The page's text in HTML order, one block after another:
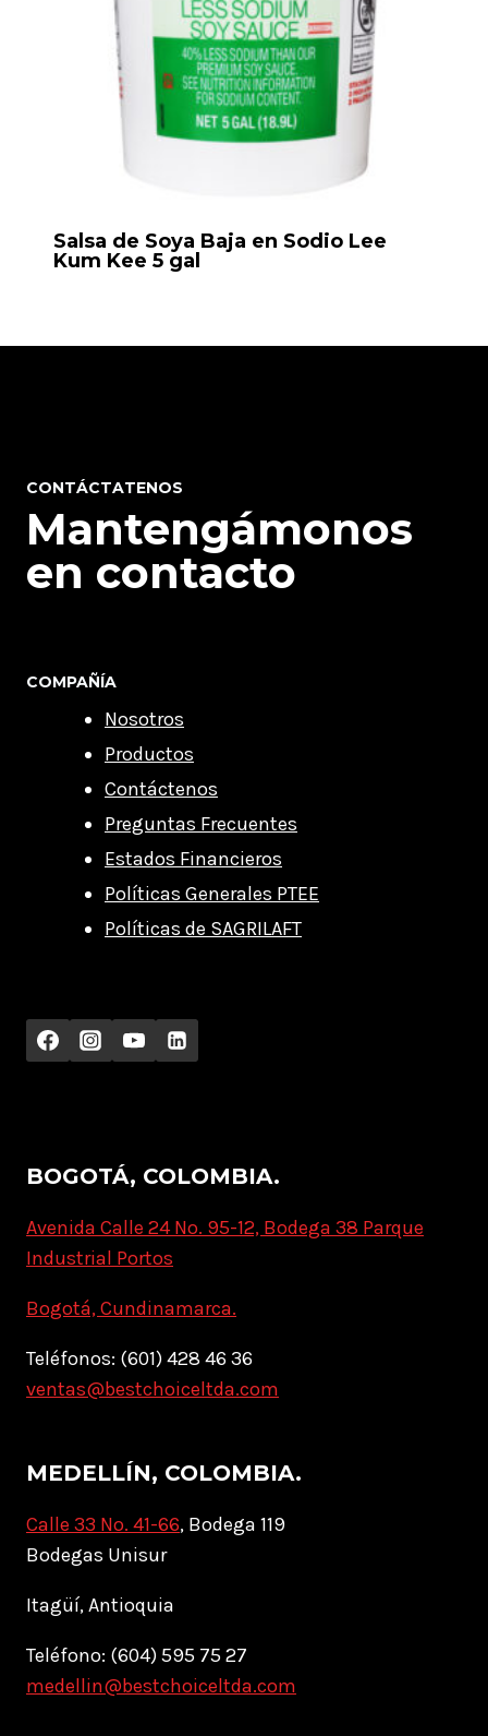
Salsa de Soya Baja en Sodio Lee
Kum Kee 5 gal
CONTÁCTATENOS
Mantengámonos
en contacto
COMPAÑÍA
Nosotros
Productos
Contáctenos
Preguntas Frecuentes
Estados Financieros
Políticas Generales PTEE
Políticas de SAGRILAFT
BOGOTÁ, COLOMBIA.
Avenida Calle 24 No. 95-12, Bodega 38 Parque
Industrial Portos
Bogotá, Cundinamarca.
Teléfonos: (601) 428 46 36
ventas@bestchoiceltda.com
MEDELLÍN, COLOMBIA.
Calle 33 No. 41-66, Bodega 119
Bodegas Unisur
Itagüí, Antioquia
Teléfono: (604) 595 75 27
medellin@bestchoiceltda.com